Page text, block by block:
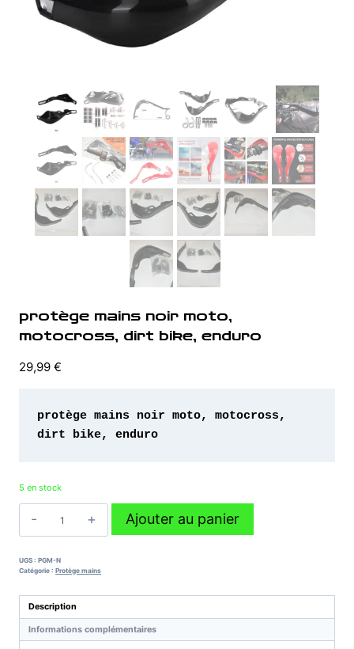
protège mains noir moto,
motocross, dirt bike, enduro
29,99 €
protège mains noir moto, motocross,
dirt bike, enduro
5 en stock
mains
noir
motocross,
dirt
bike,
Ajouter au panier
UGS : PGM-N
Catégorie : Protège mains
Description
Informations complémentaires